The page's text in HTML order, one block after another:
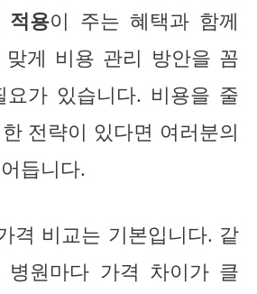
적용이 주는 혜택과 함께
맞게 비용 관리 방안을 꼼
요가 있습니다. 비용을 줄
전략이 있다면 여러분의
듭니다.
격 비교는 기본입니다. 같
병원마다 가격 차이가 클